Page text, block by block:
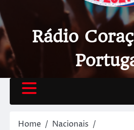
Rádio
Home
Nacionais